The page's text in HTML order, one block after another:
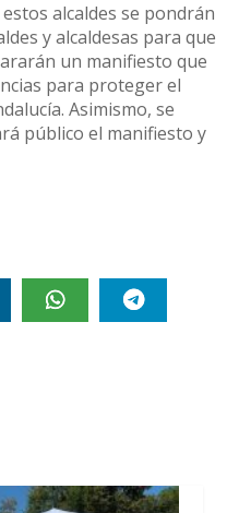
alcaldes se pondrán
y alcaldesas para que
un manifiesto que
para proteger el
Asimismo, se
público el manifiesto y